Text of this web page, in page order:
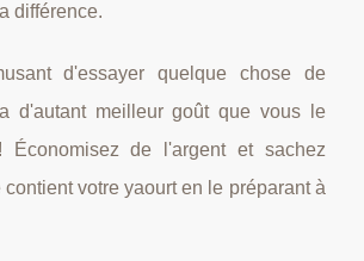
différence.
d'essayer quelque chose de
d'autant meilleur goût que vous le
Économisez de l'argent et sachez
votre yaourt en le préparant à